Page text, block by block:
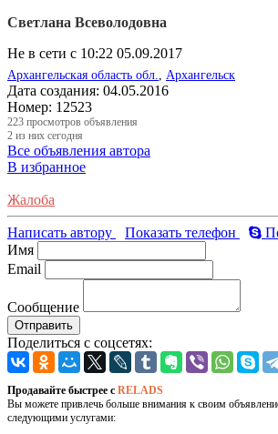
Светлана Всеволодовна
Не в сети с 10:22 05.09.2017
Архангельская область обл. Архангельск
Дата создания: 04.05.2016
Номер: 12523
223 просмотров объявления
2 из них сегодня
Все объявления автора
В избранное
Жалоба
Написать автору Показать телефон
Имя
Email
Сообщение
Отправить
Поделиться с соцсетях:
Продавайте быстрее с RELADS
Вы можете привлечь больше внимания к своим
следующими услугами: